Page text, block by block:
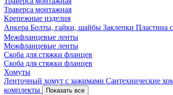
Траверса монтажная
Крепежные изделия
Анкера Болты, гайки, шайбы Заклепки Пластина
Межфланцевые ленты
Межфланцевые ленты
Скоба для стяжки фланцев
Скоба для стяжки фланцев
Хомуты
Ленточный хомут с зажимами Сантехнические
комплекты
Показать все